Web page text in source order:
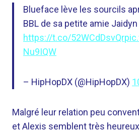
Blueface lève les sourcils
BBL de sa petite amie
https://t.co/52WCdDsvQr
Nu9IQW
– HipHopDX (@HipHopDX)
Malgré leur relation peu
et Alexis semblent très heureux